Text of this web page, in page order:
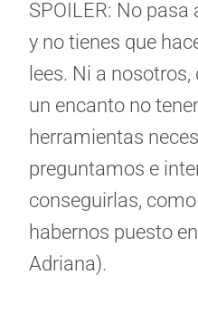
SPOILER: No
y no tienes que
lees. Ni a
un encanto no
herramientas
preguntamos e
conseguirlas,
habernos puesto
Adriana).